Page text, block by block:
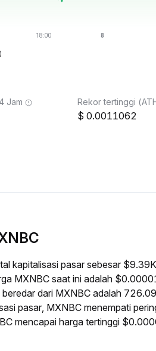
Jam Rekor tertinggi
0.0011062
kapitalisasi pasar sebesar
MXNBC saat ini adalah
dari MXNBC adalah
pasar, MXNBC menempati
mencapai harga tertinggi